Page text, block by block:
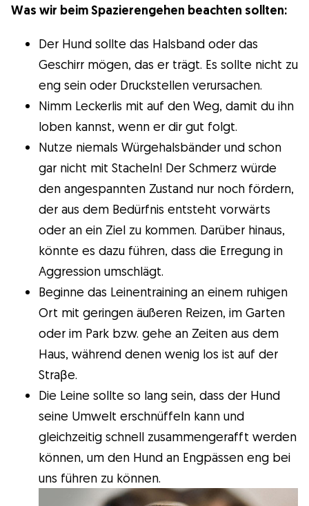
Was wir beim Spazierengehen beachten sollten:
Der Hund sollte das Halsband oder das
Geschirr mögen, das er trägt. Es sollte nicht zu
eng sein oder Druckstellen verursachen.
Nimm Leckerlis mit auf den Weg, damit du ihn
loben kannst, wenn er dir gut folgt.
Nutze niemals Würgehalsbänder und schon
gar nicht mit Stacheln! Der Schmerz würde
den angespannten Zustand nur noch fördern,
der aus dem Bedürfnis entsteht vorwärts
oder an ein Ziel zu kommen. Darüber hinaus,
könnte es dazu führen, dass die Erregung in
Aggression umschlägt.
Beginne das Leinentraining an einem ruhigen
Ort mit geringen äußeren Reizen, im Garten
oder im Park bzw. gehe an Zeiten aus dem
Haus, während denen wenig los ist auf der
Straβe.
Die Leine sollte so lang sein, dass der Hund
seine Umwelt erschnüffeln kann und
gleichzeitig schnell zusammengerafft werden
können, um den Hund an Engpässen eng bei
uns führen zu können.